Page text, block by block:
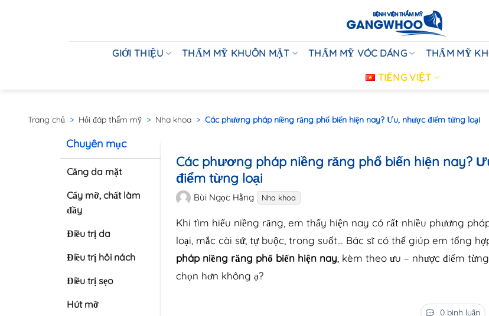
GIỚI THIỆU THẨM MỸ KHUÔN MẶT THẨM MỸ VÓC DÁNG THẨM MỸ
TIẾNG VIỆT
Trang chủ > Hỏi đáp thẩm mỹ > Nha khoa > Các phương pháp niềng răng phổ biến hiện nay? Ưu, nhược điểm từng loại
Chuyên mục
Căng da mặt
Cấy mỡ, chất làm
đầy
Điều trị da
Điều trị hôi nách
Điều trị sẹo
Hút mỡ
Các phương pháp niềng răng phổ biến hiện nay?
điểm từng loại
Bùi Ngọc Hằng Nha khoa
Khi tìm hiểu niềng răng, em thấy hiện nay có rất nhiều phương
loại, mắc cài sứ, tự buộc, trong suốt… Bác sĩ có thể giúp em tổng
pháp niềng răng phổ biến hiện nay , kèm theo ưu – nhược điểm
chọn hơn không ạ?
0 bình luận